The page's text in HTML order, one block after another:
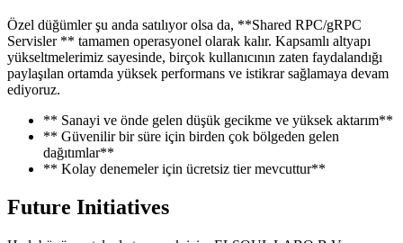
Özel düğümler şu anda satılıyor olsa da, **Shared RPC/gRPC
Servisler ** tamamen operasyonel olarak kalır. Kapsamlı altyapı
yükseltmelerimiz sayesinde, birçok kullanıcının zaten faydalandığı
paylaşılan ortamda yüksek performans ve istikrar sağlamaya devam
ediyoruz.
** Sanayi ve önde gelen düşük gecikme ve yüksek aktarım**
** Güvenilir bir süre için birden çok bölgeden gelen
dağıtımlar**
** Kolay denemeler için ücretsiz tier mevcuttur**
Future Initiatives